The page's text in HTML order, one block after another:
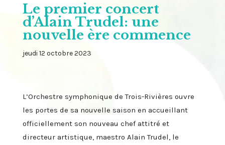
Le premier concert
d’Alain Trudel: une
nouvelle ère commence
jeudi 12 octobre 2023
L’Orchestre symphonique de Trois-Rivières ouvre
les portes de sa nouvelle saison en accueillant
officiellement son nouveau chef attitré et
directeur artistique, maestro Alain Trudel, le